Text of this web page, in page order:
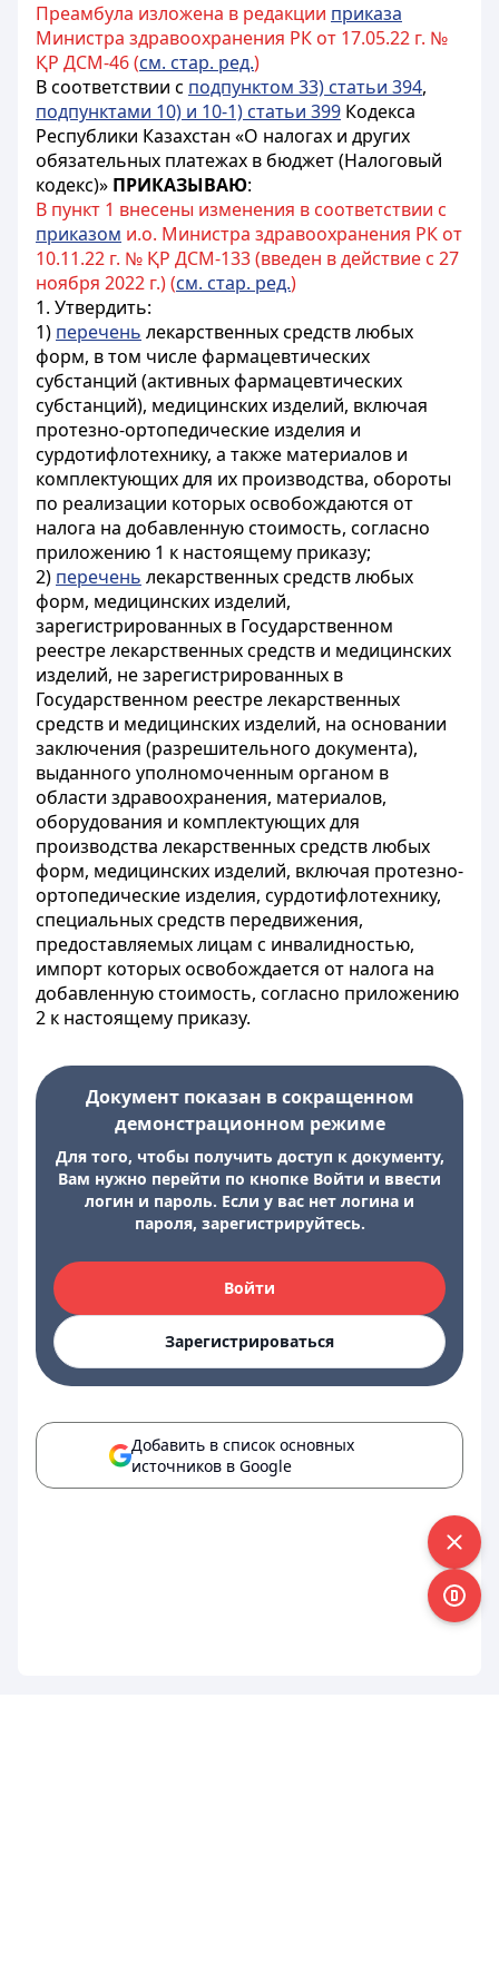
Преамбула изложена в редакции приказа
Министра здравоохранения РК от 17.05.22 г. №
ҚР ДСМ-46 (см. стар. ред.)
В соответствии с подпунктом 33) статьи 394,
подпунктами 10) и 10-1) статьи 399 Кодекса
Республики Казахстан «О налогах и других
обязательных платежах в бюджет (Налоговый
кодекс)» ПРИКАЗЫВАЮ:
В пункт 1 внесены изменения в соответствии с
приказом и.о. Министра здравоохранения РК от
10.11.22 г. № ҚР ДСМ-133 (введен в действие с 27
ноября 2022 г.) (см. стар. ред.)
1. Утвердить:
1) перечень лекарственных средств любых
форм, в том числе фармацевтических
субстанций (активных фармацевтических
субстанций), медицинских изделий, включая
протезно-ортопедические изделия и
сурдотифлотехнику, а также материалов и
комплектующих для их производства, обороты
по реализации которых освобождаются от
налога на добавленную стоимость, согласно
приложению 1 к настоящему приказу;
2) перечень лекарственных средств любых
форм, медицинских изделий,
зарегистрированных в Государственном
реестре лекарственных средств и медицинских
изделий, не зарегистрированных в
Государственном реестре лекарственных
средств и медицинских изделий, на основании
заключения (разрешительного документа),
выданного уполномоченным органом в
области здравоохранения, материалов,
оборудования и комплектующих для
производства лекарственных средств любых
форм, медицинских изделий, включая протезно-
ортопедические изделия, сурдотифлотехнику,
специальных средств передвижения,
предоставляемых лицам с инвалидностью,
импорт которых освобождается от налога на
добавленную стоимость, согласно приложению
2 к настоящему приказу.
Документ показан в сокращенном
демонстрационном режиме
Для того, чтобы получить доступ к документу,
Вам нужно перейти по кнопке Войти и ввести
логин и пароль. Если у вас нет логина и
пароля, зарегистрируйтесь.
Войти
Зарегистрироваться
Добавить в список основных
источников в Google